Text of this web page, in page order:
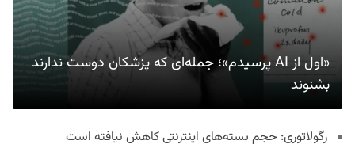
«اول از AI پرسیدم»؛ جمله‌ای که پزشکان دوست ندارند
بشنوند
رگولاتوری: حجم بسته‌های اینترنتی کاهش نیافته است